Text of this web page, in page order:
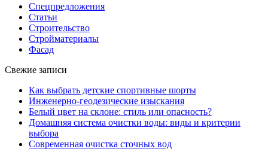
Спецпредложения
Статьи
Строительство
Стройматериалы
Фасад
Свежие записи
Как выбрать детские спортивные шорты
Инженерно-геодезические изыскания
Белый цвет на склоне: стиль или опасность?
Домашняя система очистки воды: виды и критерии
выбора
Современная очистка сточных вод